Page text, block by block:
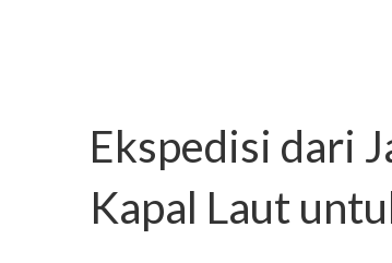
Ekspedisi dari
Kapal Laut